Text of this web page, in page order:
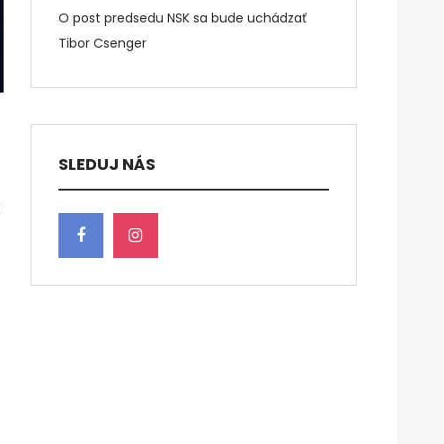
O post predsedu NSK sa bude uchádzať
Tibor Csenger
SLEDUJ NÁS